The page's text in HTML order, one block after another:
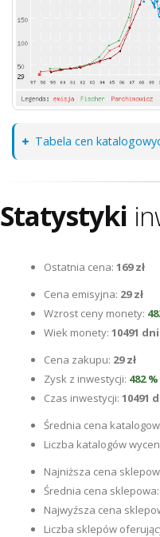
Tabela cen
Statystyki
Ostatnia cena: 169 zł
Cena emisyjna: 29 zł
Wzrost ceny monety:
Wiek monety: 10491 dni
Cena zakupu: 29 zł
Zysk z inwestycji: 482 %
Czas inwestycji: 10491
Średnia cena
Liczba katalogów
Najniższa cena
Średnia cena sklepowa:
Najwyźsza cena
Liczba sklepów